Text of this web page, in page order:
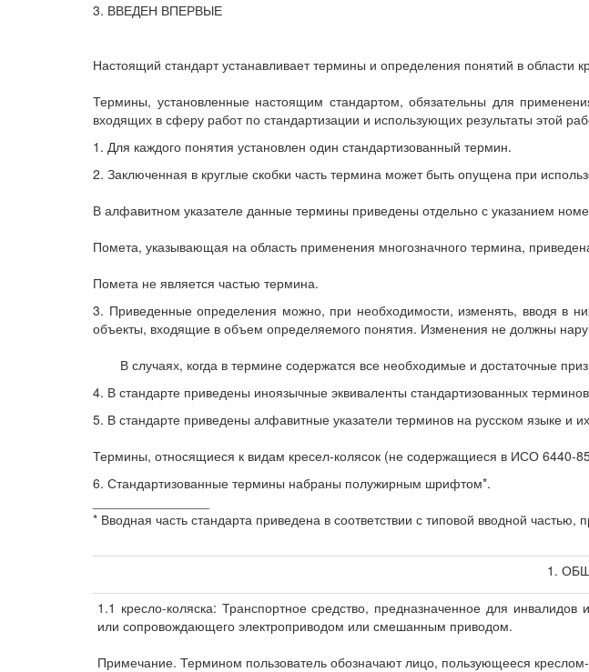
3. ВВЕДЕН ВПЕРВЫЕ
Настоящий стандарт устанавливает термины и определения понятий в области
Термины, установленные настоящим стандартом, обязательны для
входящих в сферу работ по стандартизации и использующих результаты этой
1. Для каждого понятия установлен один стандартизованный термин.
2. Заключенная в круглые скобки часть термина может быть опущена при
В алфавитном указателе данные термины приведены отдельно с указанием
Помета, указывающая на область применения многозначного термина,
Помета не является частью термина.
3. Приведенные определения можно, при необходимости, изменять, вводя в
объекты, входящие в объем определяемого понятия. Изменения не должны
В случаях, когда в термине содержатся все необходимые и достаточные
4. В стандарте приведены иноязычные эквиваленты стандартизованных
5. В стандарте приведены алфавитные указатели терминов на русском языке и
Термины, относящиеся к видам кресел-колясок (не содержащиеся в ИСО 6440-
6. Стандартизованные термины набраны полужирным шрифтом*.
* Вводная часть стандарта приведена в соответствии с типовой вводной
1.
1.1 кресло-коляска: Транспортное средство, предназначенное для
или сопровождающего электроприводом или смешанным приводом.
Примечание. Термином пользователь обозначают лицо, пользующееся